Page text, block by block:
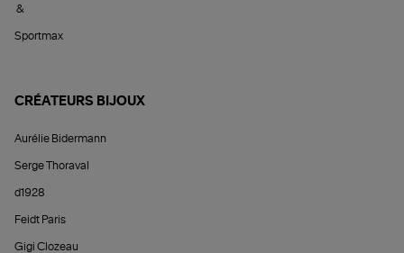
&
Sportmax
CRÉATEURS BIJOUX
Aurélie Bidermann
Serge Thoraval
d1928
Feidt Paris
Gigi Clozeau